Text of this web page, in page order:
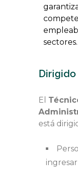
sectores.
Dirigido
El
está